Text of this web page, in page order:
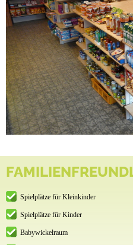
Spielplätze für Kleinkinder
Spielplätze für Kinder
Babywickelraum